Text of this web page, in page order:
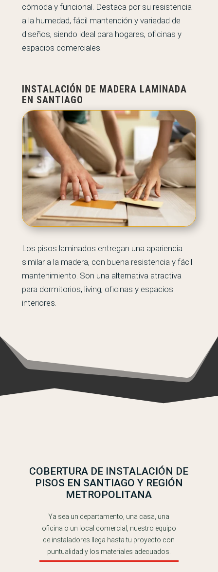
cómoda y funcional. Destaca por su resistencia
a la humedad, fácil mantención y variedad de
diseños, siendo ideal para hogares, oficinas y
espacios comerciales.
INSTALACIÓN DE MADERA LAMINADA
EN SANTIAGO
Los pisos laminados entregan una apariencia
similar a la madera, con buena resistencia y fácil
mantenimiento. Son una alternativa atractiva
para dormitorios, living, oficinas y espacios
interiores.
COBERTURA DE INSTALACIÓN DE
PISOS EN SANTIAGO Y REGIÓN
METROPOLITANA
Ya sea un departamento, una casa, una
oficina o un local comercial, nuestro equipo
de instaladores llega hasta tu proyecto con
puntualidad y los materiales adecuados.